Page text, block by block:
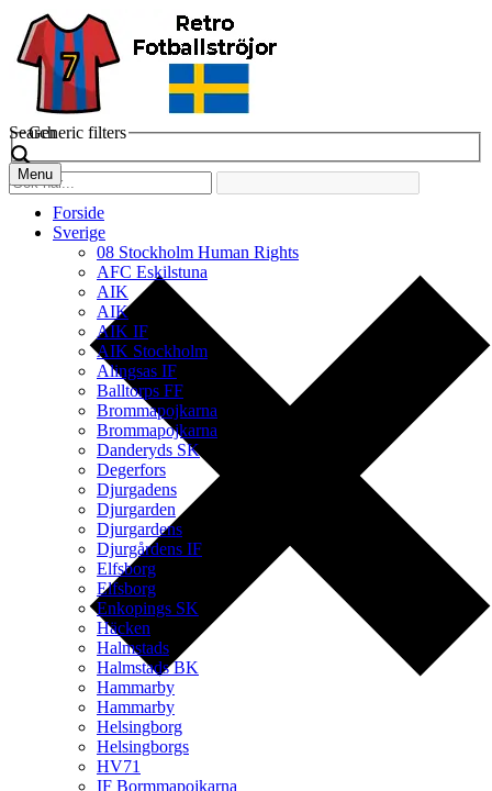
Search
Generic filters
Menu
Forside
Sverige
08 Stockholm Human Rights
AFC Eskilstuna
AIK
AIK
AIK IF
AIK Stockholm
Alingsas IF
Balltorps FF
Brommapojkarna
Brommapojkarna
Danderyds SK
Degerfors
Djurgadens
Djurgarden
Djurgardens
Djurgårdens IF
Elfsborg
Elfsborg
Enkopings SK
Häcken
Halmstads
Halmstads BK
Hammarby
Hammarby
Helsingborg
Helsingborgs
HV71
IF Bormmapojkarna